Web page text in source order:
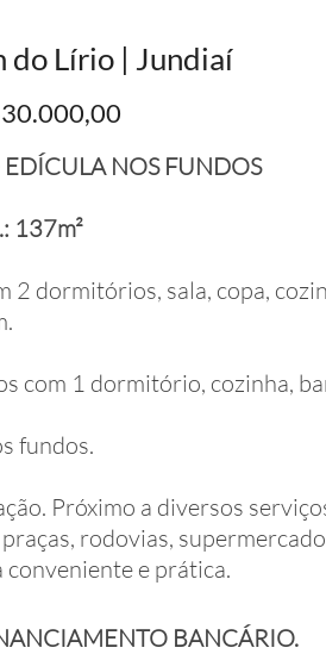
do Lírio | Jundiaí
EDÍCULA NOS FUNDOS
137m²
2 dormitórios, sala, copa,
com 1 dormitório, cozinha,
fundos.
Próximo a diversos
rodovias,
conveniente e prática.
BANCÁRIO.